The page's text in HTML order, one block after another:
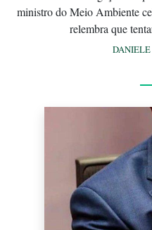
ministro do Meio Ambiente
relembra que